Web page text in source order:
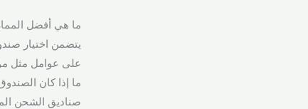
ما هي أفضل
يتضمن اختيار
على عوامل مثل
ما إذا كان
صناديق الشحن